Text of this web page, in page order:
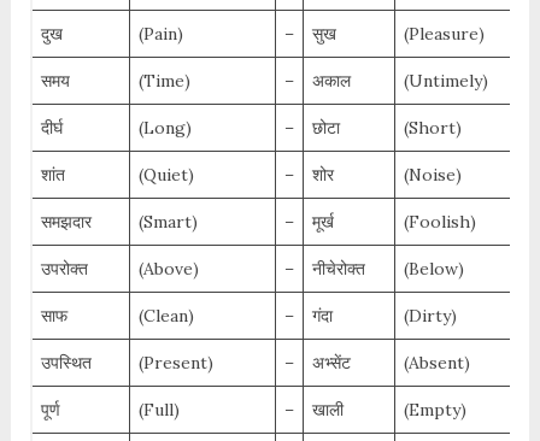
दुख (Pain) – सुख (Pleasure)
समय (Time) – अकाल (Untimely)
दीर्घ (Long) – छोटा (Short)
शांत (Quiet) – शोर (Noise)
समझदार (Smart) – मूर्ख (Foolish)
उपरोक्त (Above) – नीचेरोक्त (Below)
साफ (Clean) – गंदा (Dirty)
उपस्थित (Present) – अभ्सेंट (Absent)
पूर्ण (Full) – खाली (Empty)